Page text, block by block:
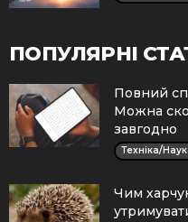
ПОПУЛЯРНІ
Повний
Можна
завгодно
Техніка/
Чим